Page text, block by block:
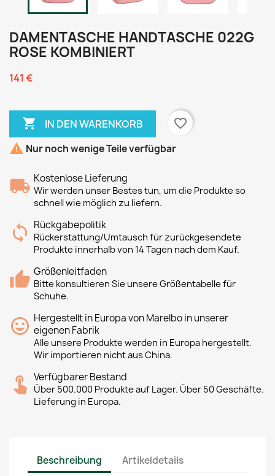
DAMENTASCHE HANDTASCHE 022G
ROSE KOMBINIERT
141 €
 IN DEN WARENKORB
favorite_border
 Nur noch wenige Teile verfügbar
Kostenlose Lieferung
Wir werden unser Bestes tun, um die Produkte so
schnell wie möglich zu liefern.
Rückgabepolitik
Rückerstattung/Umtausch für zurückgesendete
Produkte innerhalb von 14 Tagen nach dem Kauf.
Größenleitfaden
Bitte konsultieren Sie unsere Größentabelle für
Schuhe.
Hergestellt in Europa von Marelbo in unserer
eigenen Fabrik
Alle unsere Produkte werden in Europa hergestellt.
Wir importieren nicht aus China.
Verfügbarer Bestand
Über 500.000 Produkte auf Lager. Über 50 Geschäfte.
Lieferung in Europa.
Beschreibung Artikeldetails